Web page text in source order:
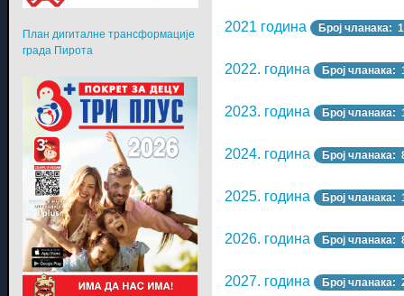
2021 година Број чланака:
2022. година Број чланака:
2023. година Број чланака:
2024. година Број чланака:
2025. година Број чланака:
2026. година Број чланака:
2027. година Број чланака:
План дигиталне трансформације
града Пирота